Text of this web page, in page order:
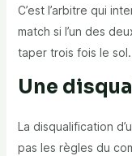
C’est l’arbitre qui
match si l’un des
taper trois fois le sol.
Une
La disqualification
pas les règles du